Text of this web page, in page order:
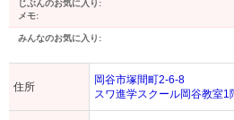
じぶんのお気に入り:
メモ:
みんなのお気に入り:
住所
岡谷市塚間町2-6-8
スワ進学スクール岡谷教室1